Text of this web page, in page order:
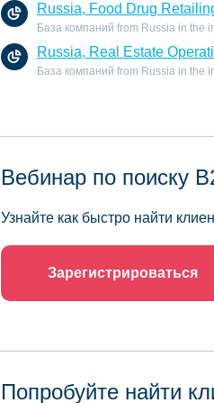
Russia, Food Drug
База компаний from Russia in the
Russia, Real Estate
База компаний from Russia in the
Вебинар по поиску
Узнайте как быстро найти
Зарегистрироваться
Попробуйте найти